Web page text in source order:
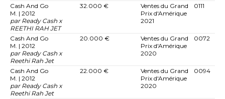
Cash And Go
M. | 2012
par Ready Cash x
REETHI RAH JET
32.000 €
Ventes du Grand
Prix d'Amérique
2021
0111
Cash And Go
M. | 2012
par Ready Cash x
Reethi Rah Jet
20.000 €
Ventes du Grand
Prix d'Amérique
2020
0072
Cash And Go
M. | 2012
par Ready Cash x
Reethi Rah Jet
22.000 €
Ventes du Grand
Prix d'Amérique
2020
0094